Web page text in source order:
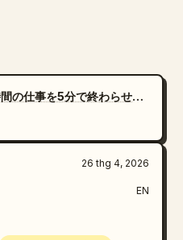
@中崎工房 | AIで1時間の仕事を5分で終わらせる人
26 thg 4, 2026
EN